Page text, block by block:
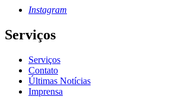
Instagram
Serviços
Serviços
Contato
Últimas Notícias
Imprensa